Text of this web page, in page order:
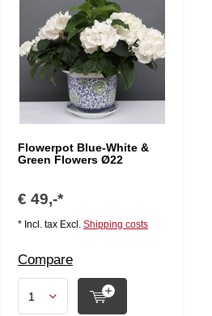
Flowerpot Blue-White &
Green Flowers Ø22
€ 49,-*
* Incl. tax Excl. Shipping costs
Compare